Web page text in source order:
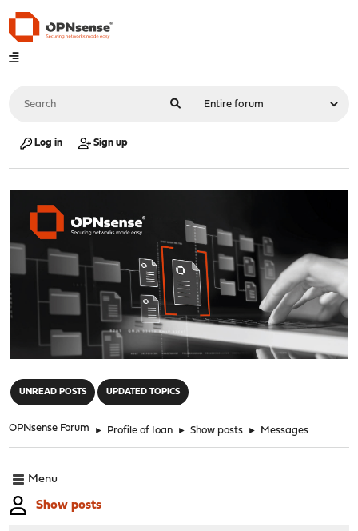
Log in Sign up
UNREAD POSTS UPDATED TOPICS
OPNsense Forum ► Profile of Ioan ► Show posts ► Messages
Menu
Show posts